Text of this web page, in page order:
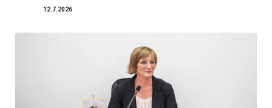
12.7.2026